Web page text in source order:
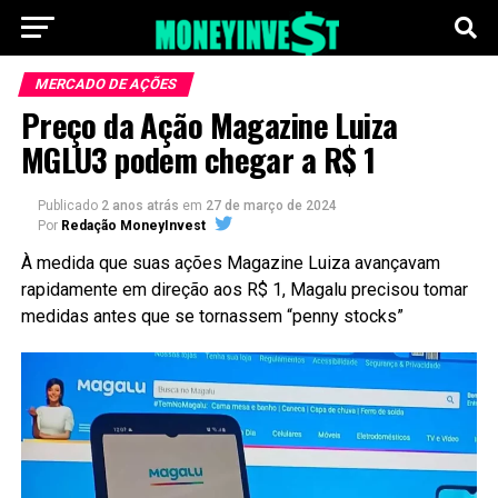
MERCADO DE AÇÕES
Preço da Ação Magazine Luiza
MGLU3 podem chegar a R$ 1
Publicado 2 anos atrás em 27 de março de 2024
Por Redação MoneyInvest
À medida que suas ações Magazine Luiza avançavam
rapidamente em direção aos R$ 1, Magalu precisou tomar
medidas antes que se tornassem “penny stocks”